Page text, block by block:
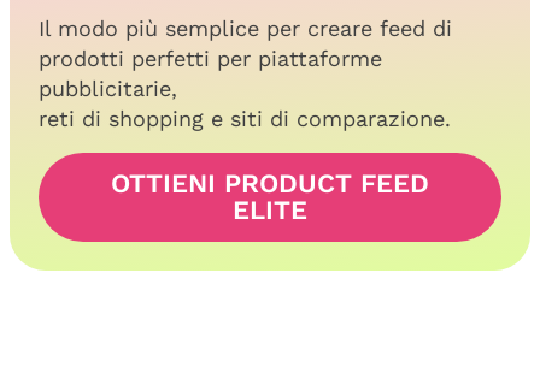
Il modo più semplice per creare feed di
prodotti perfetti per piattaforme
pubblicitarie,
reti di shopping e siti di comparazione.
OTTIENI PRODUCT FEED
ELITE